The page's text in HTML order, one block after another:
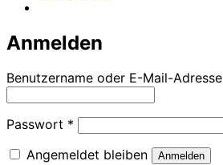
Anmelden
Benutzername oder E-Mail-Adresse
Passwort *
Angemeldet bleiben
Anmelden